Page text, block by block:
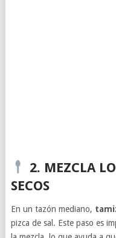
2. MEZCLA
SECOS
En un tazón mediano,
pizca de sal. Este paso es